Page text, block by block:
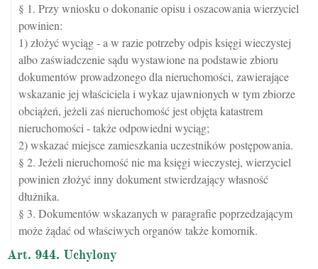
§ 1. Przy wniosku o dokonanie opisu i oszacowania wierzyciel
powinien:
1) złożyć wyciąg - a w razie potrzeby odpis księgi wieczystej
albo zaświadczenie sądu wystawione na podstawie zbioru
dokumentów prowadzonego dla nieruchomości, zawierające
wskazanie jej właściciela i wykaz ujawnionych w tym zbiorze
obciążeń, jeżeli zaś nieruchomość jest objęta katastrem
nieruchomości - także odpowiedni wyciąg;
2) wskazać miejsce zamieszkania uczestników postępowania.
§ 2. Jeżeli nieruchomość nie ma księgi wieczystej, wierzyciel
powinien złożyć inny dokument stwierdzający własność
dłużnika.
§ 3. Dokumentów wskazanych w paragrafie poprzedzającym
może żądać od właściwych organów także komornik.
Art. 944. Uchylony